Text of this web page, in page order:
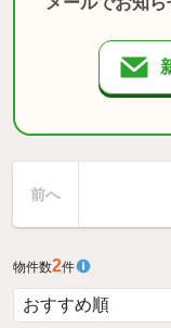
前へ
物件数2件